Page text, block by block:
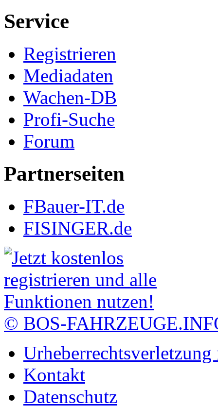
Service
Registrieren
Mediadaten
Wachen-DB
Profi-Suche
Forum
Partnerseiten
FBauer-IT.de
FISINGER.de
© BOS-
Urheberrechtsverletzung
Kontakt
Datenschutz